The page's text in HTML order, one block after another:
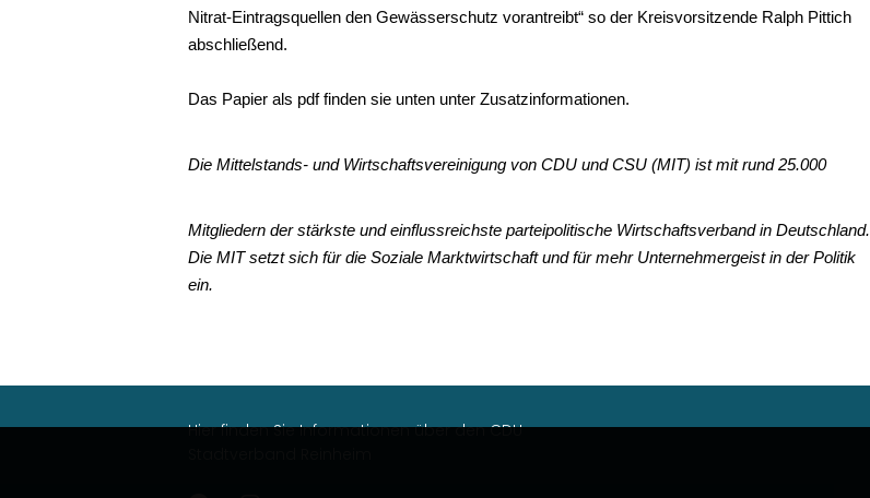
Nitrat-Eintragsquellen den Gewässerschutz vorantreibt“ so der Kreisvorsitzende Ralph Pittich
abschließend.
Das Papier als pdf finden sie unten unter Zusatzinformationen.
Die Mittelstands- und Wirtschaftsvereinigung von CDU und CSU (MIT) ist mit rund 25.000
Mitgliedern der stärkste und einflussreichste parteipolitische Wirtschaftsverband in Deutschland.
Die MIT setzt sich für die Soziale Marktwirtschaft und für mehr Unternehmergeist in der Politik
ein.
Hier finden Sie Informationen über den CDU